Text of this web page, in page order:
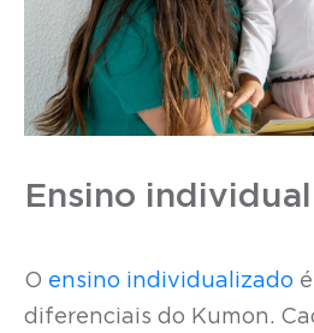
Ensino
O ensino individualizado
diferenciais do Kumon.